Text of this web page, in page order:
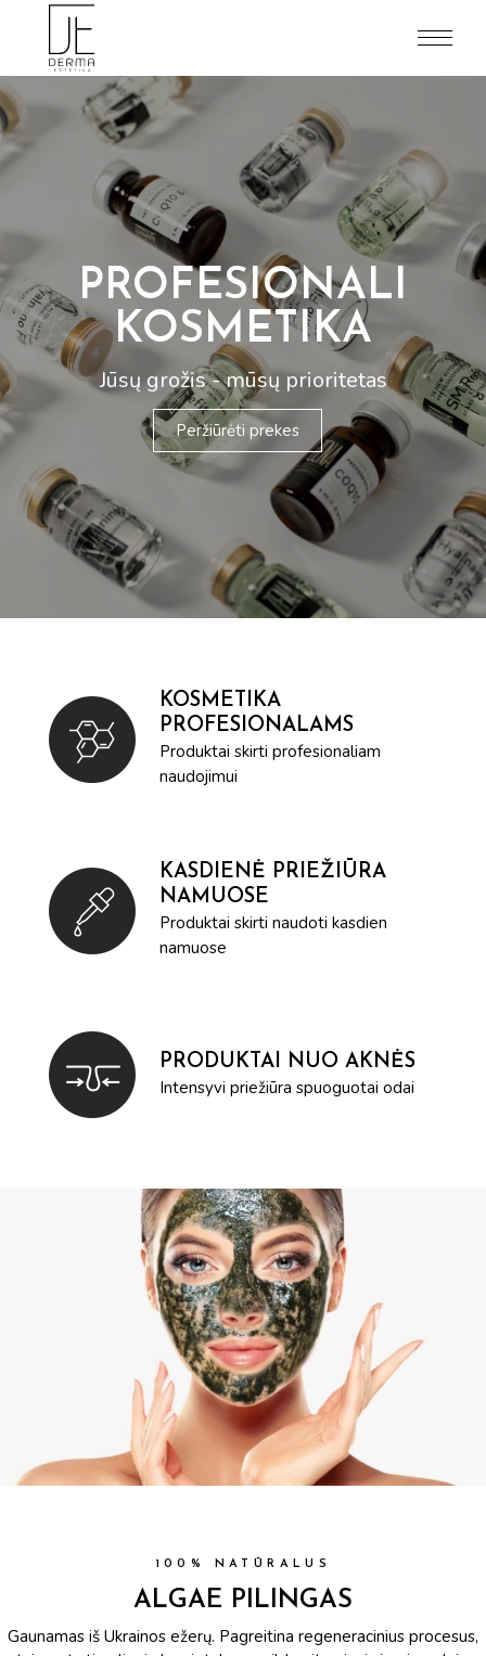
PROFESIONALI
KOSMETIKA
Jūsų grožis - mūsų prioritetas
Peržiūrėti prekes
KOSMETIKA
PROFESIONALAMS
Produktai skirti profesionaliam
naudojimui
KASDIENĖ PRIEŽIŪRA
NAMUOSE
Produktai skirti naudoti kasdien
namuose
PRODUKTAI NUO AKNĖS
Intensyvi priežiūra spuoguotai odai
100% NATŪRALUS
ALGAE PILINGAS
Gaunamas iš Ukrainos ežerų. Pagreitina regeneracinius procesus,